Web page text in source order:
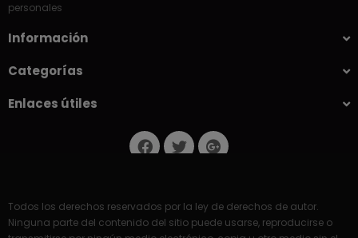
personales
Información
Categorías
Enlaces útiles
Todos los derechos reservados por la ley de derechos de autor.
Ninguna parte del contenido del sitio puede usarse, reproducirse o